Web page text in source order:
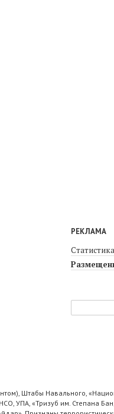
РЕКЛАМА
Штабы Навального,
УПА, «Тризуб им. Степана